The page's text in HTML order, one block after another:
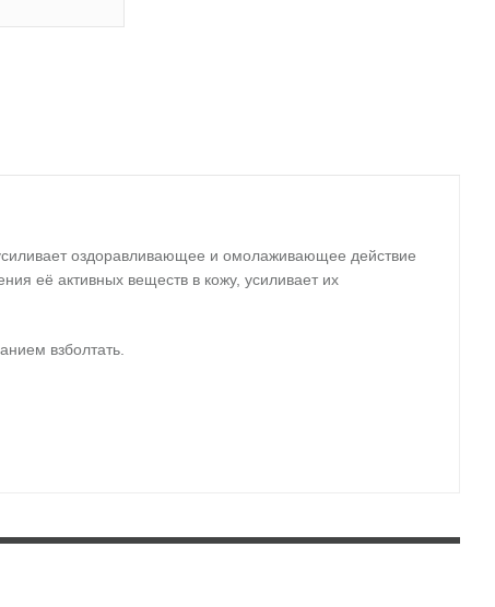
оздоравливающее и омолаживающее действие
её активных веществ в кожу, усиливает их
взболтать.